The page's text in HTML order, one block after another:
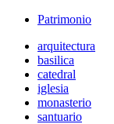
Patrimonio
arquitectura
basilica
catedral
iglesia
monasterio
santuario